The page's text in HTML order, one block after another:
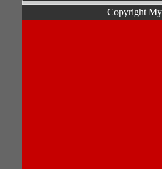
Copyright